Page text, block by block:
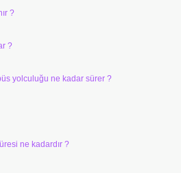
?
?
yolculuğu ne kadar sürer ?
ne kadardır ?